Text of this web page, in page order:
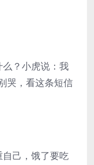
？小虎说：我
哭，看这条短信
己，饿了要吃